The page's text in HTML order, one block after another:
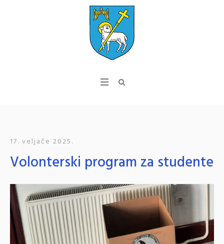
17. veljače 2025.
Volonterski program za studente